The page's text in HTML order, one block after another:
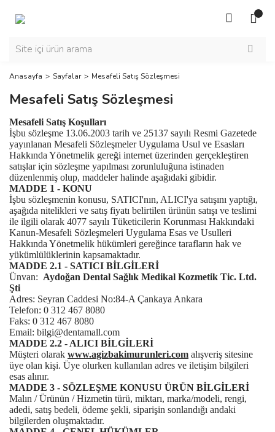
Anasayfa Sayfalar Mesafeli Satış Sözleşmesi
Mesafeli Satış Sözleşmesi
Mesafeli Satış Koşulları
İşbu sözleşme 13.06.2003 tarih ve 25137 sayılı Resmi Gazetede
yayınlanan Mesafeli Sözleşmeler Uygulama Usul ve Esasları
Hakkında Yönetmelik gereği internet üzerinden gerçekleştiren
satışlar için sözleşme yapılması zorunluluğuna istinaden
düzenlenmiş olup, maddeler halinde aşağıdaki gibidir.
MADDE 1 - KONU
İşbu sözleşmenin konusu, SATICI'nın, ALICI'ya satışını yaptığı,
aşağıda nitelikleri ve satış fiyatı belirtilen ürünün satışı ve teslimi
ile ilgili olarak 4077 sayılı Tüketicilerin Korunması Hakkındaki
Kanun-Mesafeli Sözleşmeleri Uygulama Esas ve Usulleri
Hakkında Yönetmelik hükümleri gereğince tarafların hak ve
yükümlülüklerinin kapsamaktadır.
MADDE 2.1 - SATICI BİLGİLERİ
Ünvan: Aydoğan Dental Sağlık Medikal Kozmetik Tic. Ltd.
Şti
Adres: Seyran Caddesi No:84-A Çankaya Ankara
Telefon: 0 312 467 8080
Faks: 0 312 467 8080
Email: bilgi@dentamall.com
MADDE 2.2 - ALICI BİLGİLERİ
Müşteri olarak www.agizbakimurunleri.com alışveriş sitesine
üye olan kişi. Üye olurken kullanılan adres ve iletişim bilgileri
esas alınır.
MADDE 3 - SÖZLEŞME KONUSU ÜRÜN BİLGİLERİ
Malın / Ürünün / Hizmetin türü, miktarı, marka/modeli, rengi,
adedi, satış bedeli, ödeme şekli, siparişin sonlandığı andaki
bilgilerden oluşmaktadır.